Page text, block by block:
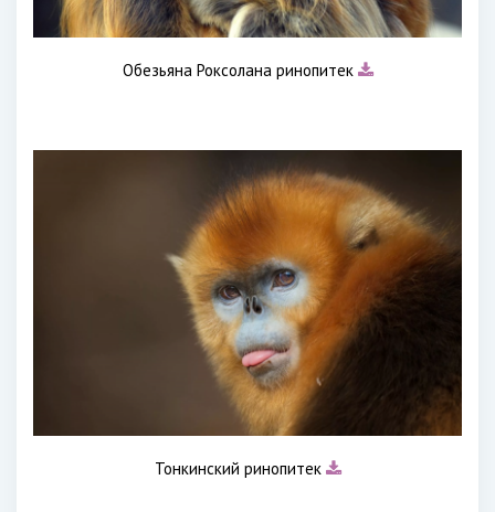
Обезьяна Роксолана ринопитек
Тонкинский ринопитек